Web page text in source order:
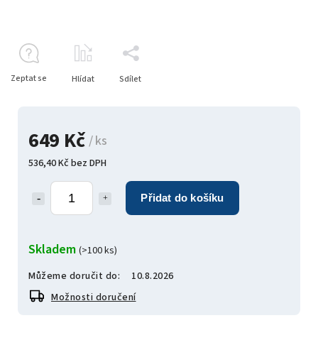
649 Kč / ks
536,40 Kč bez DPH
Přidat do košíku
Skladem (>100 ks)
Můžeme doručit do:
10.8.2026
Možnosti doručení
Zeptat se Hlídat Sdílet